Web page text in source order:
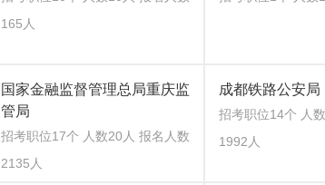
165人
国家金融监督管理总局重庆监
管局
招考职位17个 人数20人 报名人数
2135人
成都铁路公安局
招考职位14个 人
1992人